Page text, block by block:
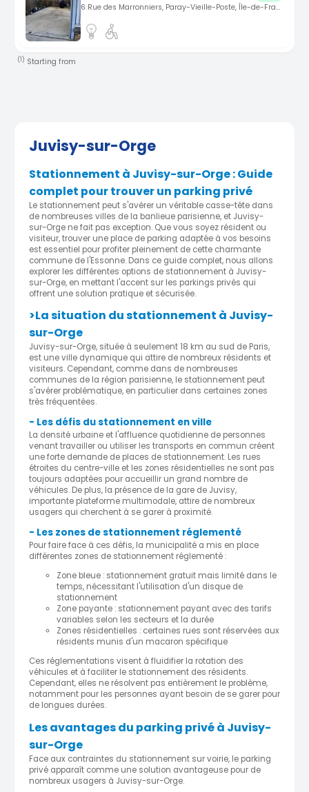
6 Rue des Marronniers, Paray-Vieille-Poste, Île-de-France, France · 2.7 km
(1) Starting from
Juvisy-sur-Orge
Stationnement à Juvisy-sur-Orge : Guide
complet pour trouver un parking privé
Le stationnement peut s'avérer un véritable casse-tête dans
de nombreuses villes de la banlieue parisienne, et Juvisy-
sur-Orge ne fait pas exception. Que vous soyez résident ou
visiteur, trouver une place de parking adaptée à vos besoins
est essentiel pour profiter pleinement de cette charmante
commune de l'Essonne. Dans ce guide complet, nous allons
explorer les différentes options de stationnement à Juvisy-
sur-Orge, en mettant l'accent sur les parkings privés qui
offrent une solution pratique et sécurisée.
>La situation du stationnement à Juvisy-
sur-Orge
Juvisy-sur-Orge, située à seulement 18 km au sud de Paris,
est une ville dynamique qui attire de nombreux résidents et
visiteurs. Cependant, comme dans de nombreuses
communes de la région parisienne, le stationnement peut
s'avérer problématique, en particulier dans certaines zones
très fréquentées.
- Les défis du stationnement en ville
La densité urbaine et l'affluence quotidienne de personnes
venant travailler ou utiliser les transports en commun créent
une forte demande de places de stationnement. Les rues
étroites du centre-ville et les zones résidentielles ne sont pas
toujours adaptées pour accueillir un grand nombre de
véhicules. De plus, la présence de la gare de Juvisy,
importante plateforme multimodale, attire de nombreux
usagers qui cherchent à se garer à proximité.
- Les zones de stationnement réglementé
Pour faire face à ces défis, la municipalité a mis en place
différentes zones de stationnement réglementé :
Zone bleue : stationnement gratuit mais limité dans le
temps, nécessitant l'utilisation d'un disque de
stationnement
Zone payante : stationnement payant avec des tarifs
variables selon les secteurs et la durée
Zones résidentielles : certaines rues sont réservées aux
résidents munis d'un macaron spécifique
Ces réglementations visent à fluidifier la rotation des
véhicules et à faciliter le stationnement des résidents.
Cependant, elles ne résolvent pas entièrement le problème,
notamment pour les personnes ayant besoin de se garer pour
de longues durées.
Les avantages du parking privé à Juvisy-
sur-Orge
Face aux contraintes du stationnement sur voirie, le parking
privé apparaît comme une solution avantageuse pour de
nombreux usagers à Juvisy-sur-Orge.